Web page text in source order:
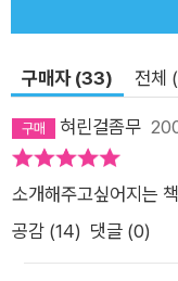
구매자 (33) 전체
혀린걸좀무
소개해주고싶어지는 책
공감 (14) 댓글 (0)